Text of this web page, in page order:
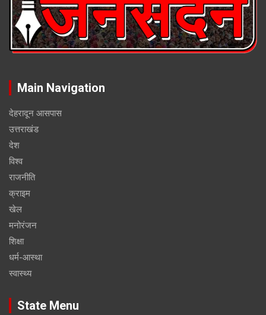
Main Navigation
देहरादून आसपास
उत्तराखंड
देश
विश्व
राजनीति
क्राइम
खेल
मनोरंजन
शिक्षा
धर्म-आस्था
स्वास्थ्य
State Menu